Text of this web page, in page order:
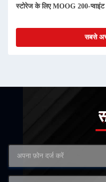
स्टोरेज के लिए MOOG 200-
सबसे